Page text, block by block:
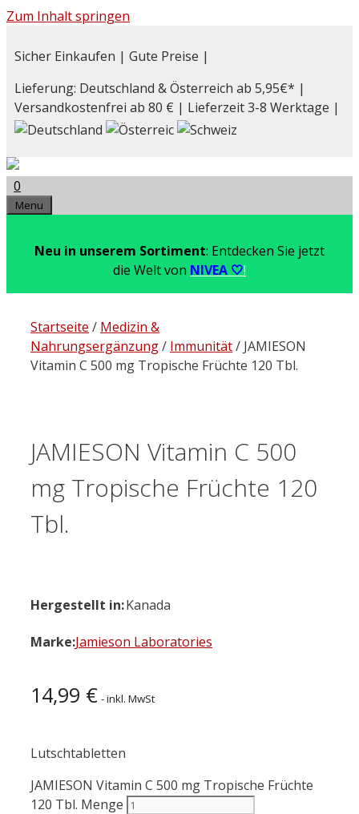
Zum Inhalt springen
Sicher Einkaufen | Gute Preise |
Lieferung: Deutschland & Österreich ab 5,95€* |
Versandkostenfrei ab 80 € | Lieferzeit 3-8 Werktage |
0
Menu
Neu in unserem Sortiment: Entdecken Sie jetzt
die Welt von NIVEA 🤍!
Startseite / Medizin &
Nahrungsergänzung/ Immunität/ JAMIESON
Vitamin C 500 mg Tropische Früchte 120 Tbl.
JAMIESON Vitamin C 500
mg Tropische Früchte 120
Tbl.
Hergestellt in:Kanada
Marke:Jamieson Laboratories
14,99 € - inkl. MwSt
Lutschtabletten
JAMIESON Vitamin C 500 mg Tropische Früchte
120 Tbl. Menge